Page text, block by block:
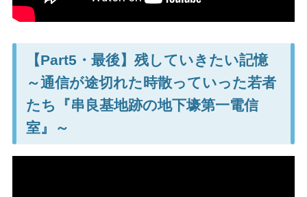
【Part5・最後】残していきたい記憶
～通信が途切れた時散っていった若者
たち『串良基地跡の地下壕第一電信
室』～